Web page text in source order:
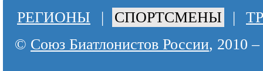
РЕГИОНЫ | СПОРТСМЕНЫ |
© Союз Биатлонистов России, 2010